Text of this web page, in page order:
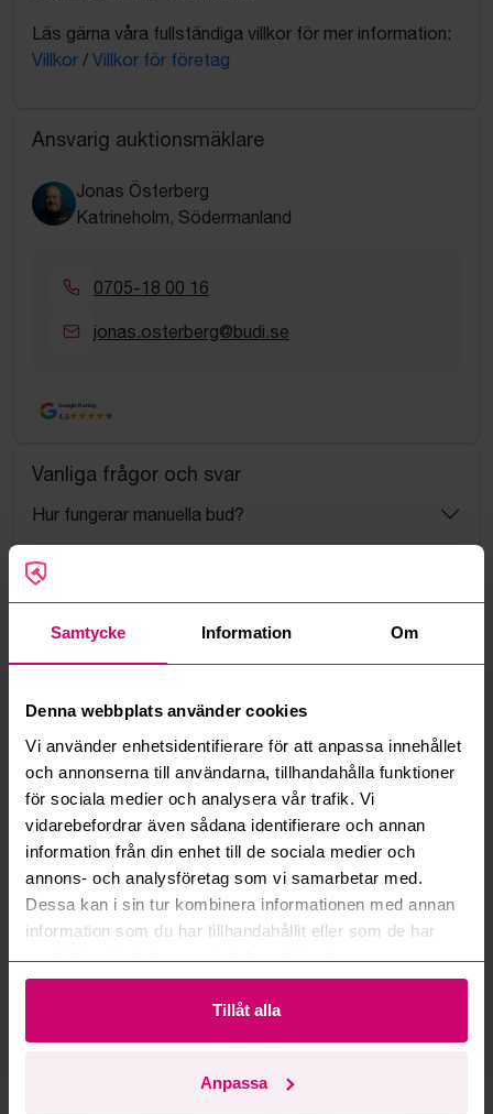
Samtycke Information Om
Denna webbplats använder cookies
Vi använder enhetsidentifierare för att anpassa innehållet
och annonserna till användarna, tillhandahålla funktioner
för sociala medier och analysera vår trafik. Vi
vidarebefordrar även sådana identifierare och annan
information från din enhet till de sociala medier och
annons- och analysföretag som vi samarbetar med.
Dessa kan i sin tur kombinera informationen med annan
information som du har tillhandahållit eller som de har
samlat in när du har använt deras tjänster.
Tillåt alla
Anpassa
Läs gärna våra fullständiga villkor för mer information:
Villkor / Villkor för företag
Ansvarig auktionsmäklare
Jonas Österberg
Katrineholm, Södermanland
0705-18 00 16
jonas.osterberg@budi.se
Google Rating
4.5
Vanliga frågor och svar
Hur fungerar manuella bud?
Vad innebär serviceavgift?
Vad är ett reservationspris?
Hur fungerar budmotorn?
Kan jag ångra ett bud?
Kan ni frakta mina vunna objekt?
Läs fler frågor och svar
Mer från samma kategori